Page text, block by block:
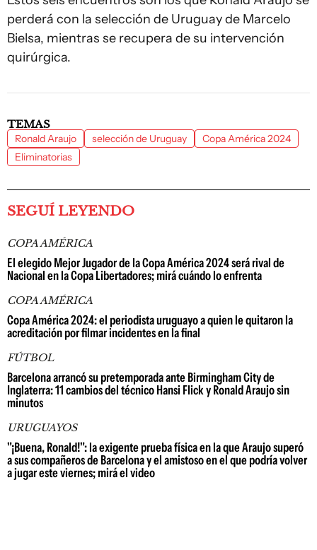
perderá con la selección de Uruguay de Marcelo
Bielsa, mientras se recupera de su intervención
quirúrgica.
TEMAS
Ronald Araujo selección de Uruguay
Copa América 2024
Eliminatorias
SEGUÍ LEYENDO
COPA AMÉRICA
El elegido Mejor Jugador de la Copa América 2024 será rival de
Nacional en la Copa Libertadores; mirá cuándo lo enfrenta
COPA AMÉRICA
Copa América 2024: el periodista uruguayo a quien le quitaron la
acreditación por filmar incidentes en la final
FÚTBOL
Barcelona arrancó su pretemporada ante Birmingham City de
Inglaterra: 11 cambios del técnico Hansi Flick y Ronald Araujo sin
minutos
URUGUAYOS
"¡Buena, Ronald!": la exigente prueba física en la que Araujo superó
a sus compañeros de Barcelona y el amistoso en el que podría volver
a jugar este viernes; mirá el video